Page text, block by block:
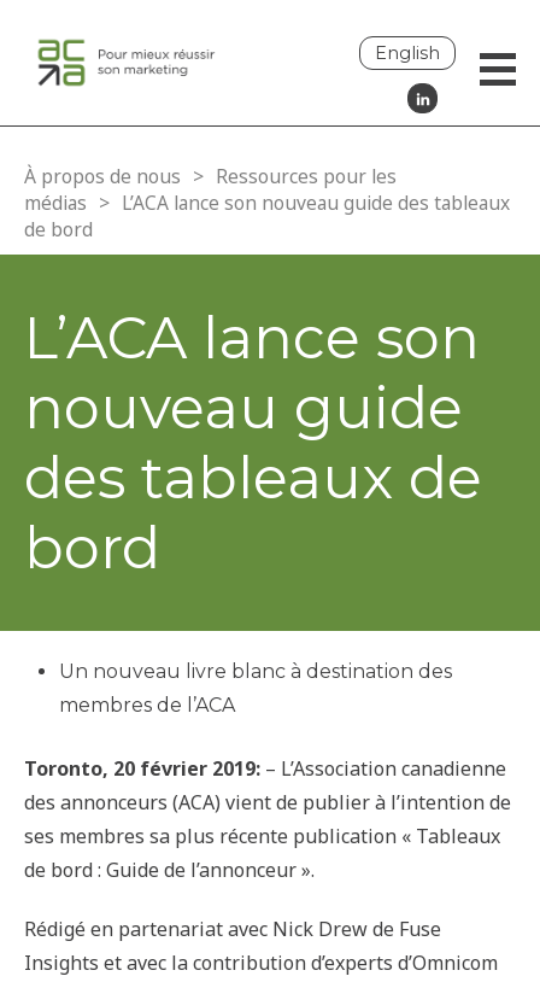
English
À propos de nous > Ressources pour les
médias > L’ACA lance son nouveau guide des tableaux
de bord
L’ACA lance son
nouveau guide
des tableaux de
bord
Un nouveau livre blanc à destination des
membres de l’ACA
Toronto, 20 février 2019: – L’Association canadienne
des annonceurs (ACA) vient de publier à l’intention de
ses membres sa plus récente publication « Tableaux
de bord : Guide de l’annonceur ».
Rédigé en partenariat avec Nick Drew de Fuse
Insights et avec la contribution d’experts d’Omnicom